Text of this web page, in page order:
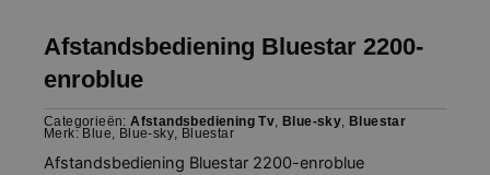
Afstandsbediening Bluestar 2200-
enroblue
Categorieën: Afstandsbediening Tv, Blue-sky, Bluestar
Merk: Blue, Blue-sky, Bluestar
Afstandsbediening Bluestar 2200-enroblue